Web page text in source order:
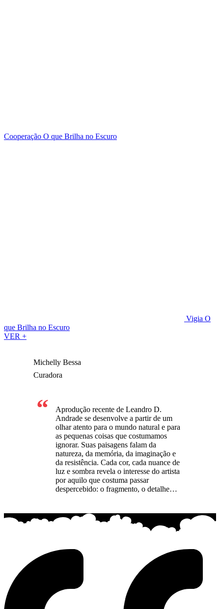
Cooperação O que Brilha no Escuro
Vigia O
que Brilha no Escuro
VER +
Aprodução recente de Leandro D.
Andrade se desenvolve a partir de um
olhar atento para o mundo natural e para
as pequenas coisas que costumamos
ignorar. Suas paisagens falam da
natureza, da memória, da imaginação e
da resistência. Cada cor, cada nuance de
luz e sombra revela o interesse do artista
por aquilo que costuma passar
despercebido: o fragmento, o detalhe…
Michelly Bessa
Curadora